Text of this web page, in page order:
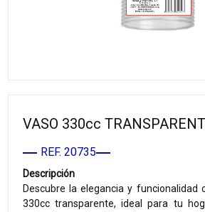
VASO 330cc
REF. 20735
Descripción
Descubre la elegancia y funcionalidad
330cc transparente, ideal para tu